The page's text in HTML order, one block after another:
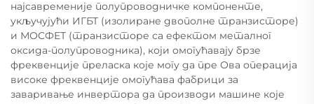
најсавременије полупроводничке компоненте,
укључујући ИГБТ (изолиране двополне транзисторе)
и МОСФЕТ (транзисторе са ефектом металног
оксида-полупроводника), који омогућавају брзе
фреквенције преласка које могу да пре Ова операција
високе фреквенције омогућава фабрици за
заваривање инвертора да производи машине које